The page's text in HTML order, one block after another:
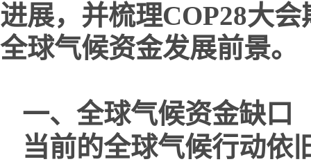
进展，并梳理COP28大
全球气候资金发展前景。
一、全球气候资金缺口
当前的全球气候行动依